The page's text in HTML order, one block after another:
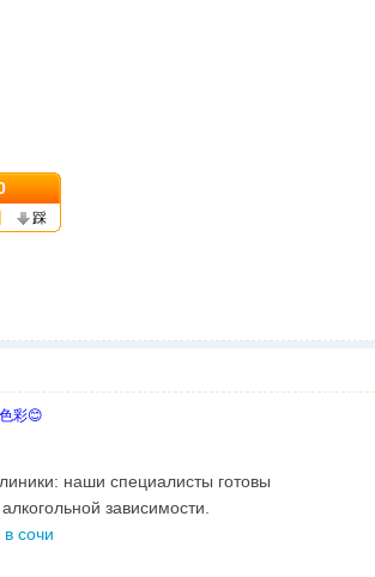
踩
彩😊
наши специалисты готовы
зависимости.
сочи